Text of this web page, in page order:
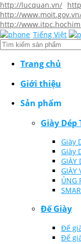
http://lucquan.vn/
http://
http://
Tiếng Việt
Trang chủ
Giới thiệu
Sản phẩm
Giày Dép
Giày
Giày
GIÀY
GIÀY
ỦNG
Đế Giày
Đế
Đế